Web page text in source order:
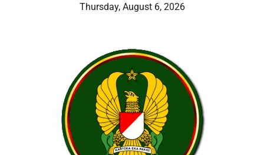
Thursday, August 6, 2026